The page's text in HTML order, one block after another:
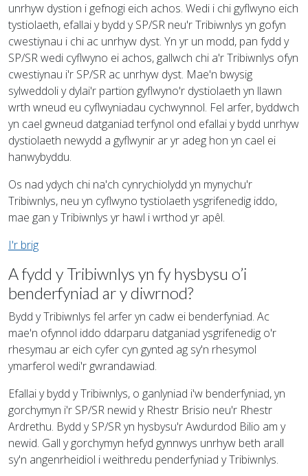
unrhyw dystion i gefnogi eich achos. Wedi i chi gyflwyno eich
tystiolaeth, efallai y bydd y SP/SR neu'r Tribiwnlys yn gofyn
cwestiynau i chi ac unrhyw dyst. Yn yr un modd, pan fydd y
SP/SR wedi cyflwyno ei achos, gallwch chi a'r Tribiwnlys ofyn
cwestiynau i'r SP/SR ac unrhyw dyst. Mae'n bwysig
sylweddoli y dylai'r partïon gyflwyno'r dystiolaeth yn llawn
wrth wneud eu cyflwyniadau cychwynnol. Fel arfer, byddwch
yn cael gwneud datganiad terfynol ond efallai y bydd unrhyw
dystiolaeth newydd a gyflwynir ar yr adeg hon yn cael ei
hanwybyddu.
Os nad ydych chi na'ch cynrychiolydd yn mynychu'r
Tribiwnlys, neu yn cyflwyno tystiolaeth ysgrifenedig iddo,
mae gan y Tribiwnlys yr hawl i wrthod yr apêl.
I'r brig
A fydd y Tribiwnlys yn fy hysbysu o’i
benderfyniad ar y diwrnod?
Bydd y Tribiwnlys fel arfer yn cadw ei benderfyniad. Ac
mae'n ofynnol iddo ddarparu datganiad ysgrifenedig o'r
rhesymau ar eich cyfer cyn gynted ag sy'n rhesymol
ymarferol wedi'r gwrandawiad.
Efallai y bydd y Tribiwnlys, o ganlyniad i'w benderfyniad, yn
gorchymyn i'r SP/SR newid y Rhestr Brisio neu'r Rhestr
Ardrethu. Bydd y SP/SR yn hysbysu'r Awdurdod Bilio am y
newid. Gall y gorchymyn hefyd gynnwys unrhyw beth arall
sy'n angenrheidiol i weithredu penderfyniad y Tribiwnlys.